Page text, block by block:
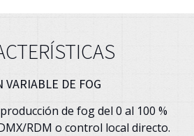
VARIABLE DE FOG
de fog del 0 al 100 %
RDM o control local directo.